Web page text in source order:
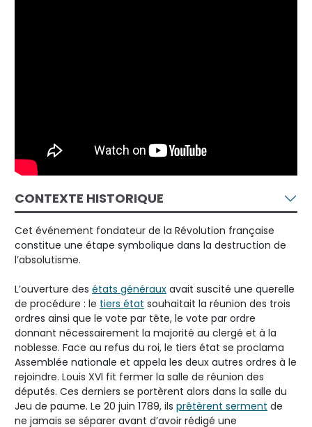
CONTEXTE HISTORIQUE
Cet événement fondateur de la Révolution française
constitue une étape symbolique dans la destruction de
l’absolutisme.
L’ouverture des états généraux avait suscité une querelle
de procédure : le tiers état souhaitait la réunion des trois
ordres ainsi que le vote par tête, le vote par ordre
donnant nécessairement la majorité au clergé et à la
noblesse. Face au refus du roi, le tiers état se proclama
Assemblée nationale et appela les deux autres ordres à le
rejoindre. Louis XVI fit fermer la salle de réunion des
députés. Ces derniers se portèrent alors dans la salle du
Jeu de paume. Le 20 juin 1789, ils prêtèrent serment de
ne jamais se séparer avant d’avoir rédigé une